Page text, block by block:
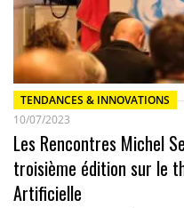
TENDANCES & INNOVATIONS
10/07/2023
Les Rencontres Michel
troisième édition sur le
Artificielle